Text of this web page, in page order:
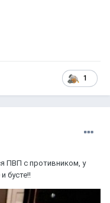
1
ПВП с противником, у
бусте!!